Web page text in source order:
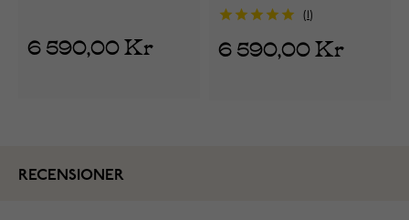
6 590,00 Kr 6 590,00 Kr
RECENSIONER